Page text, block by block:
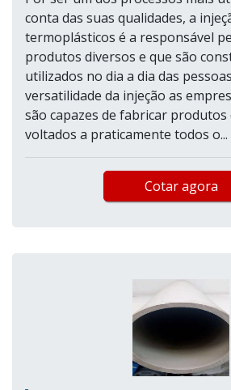
conta das suas qualidades, a
termoplásticos é a responsável
produtos diversos e que são
utilizados no dia a dia das
versatilidade da injeção as
são capazes de fabricar
voltados a praticamente todos o...
Cotar agora